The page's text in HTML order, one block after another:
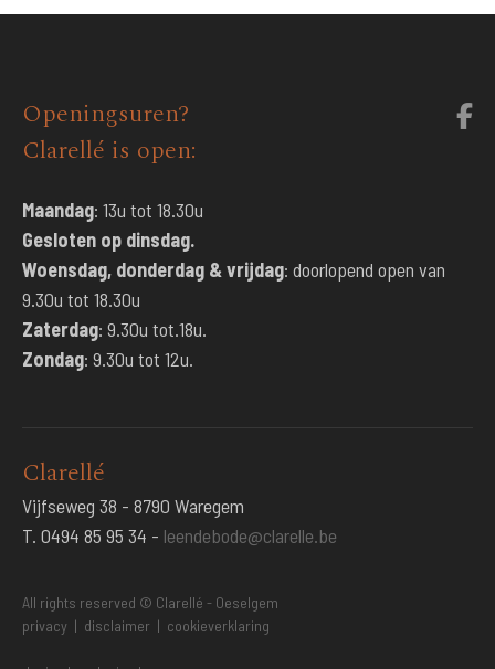
Openingsuren?
Clarellé is open:
Maandag: 13u tot 18.30u
Gesloten op dinsdag.
Woensdag, donderdag & vrijdag: doorlopend open van
9.30u tot 18.30u
Zaterdag: 9.30u tot.18u.
Zondag: 9.30u tot 12u.
Clarellé
Vijfseweg 38 - 8790 Waregem
T. 0494 85 95 34 - leendebode@clarelle.be
All rights reserved © Clarellé - Oeselgem
privacy | disclaimer | cookieverklaring